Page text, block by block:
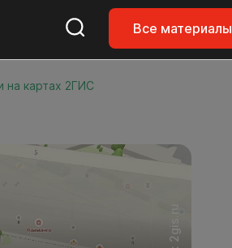
Все материалы
на картах 2ГИС